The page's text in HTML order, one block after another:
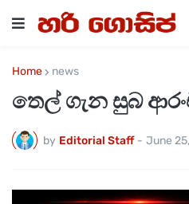
Home news
තෙල් ගැන සුබ
by Editorial Staff - June